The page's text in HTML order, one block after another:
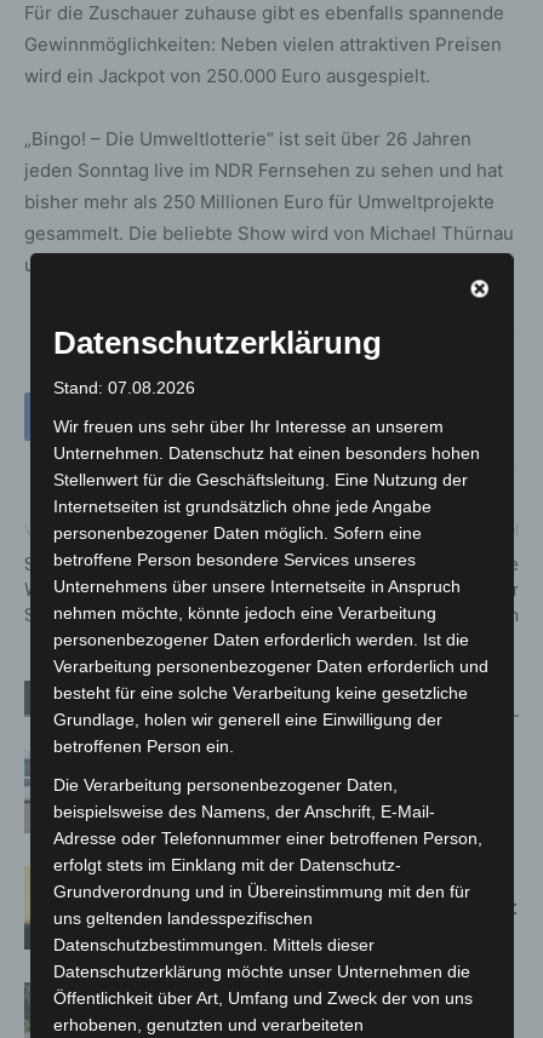
Für die Zuschauer zuhause gibt es ebenfalls spannende
Gewinnmöglichkeiten: Neben vielen attraktiven Preisen
wird ein Jackpot von 250.000 Euro ausgespielt.
„Bingo! – Die Umweltlotterie“ ist seit über 26 Jahren
jeden Sonntag live im NDR Fernsehen zu sehen und hat
bisher mehr als 250 Millionen Euro für Umweltprojekte
gesammelt. Die beliebte Show wird von Michael Thürnau
und Jule Gölsdorf moderiert.
Vorheriger Artikel
Sperrung von Parkbuchten am
Waggumer Hof vom 09. bis 30.
September
Nächster Artikel
90 Jahre im Einsatz für die
Sicherheit: Ortsfeuerwehr
Dedensen feiert Jubiläum
Verwandte Artikel Mehr vom Autor
kehren nach Waldbrandeinsatz aus
Spanien zurück
Hannover: Erste Tigermücken-
Population in Niedersachsen entdeckt
Brand im „Haus der Begegnung“ in
Neuwarmbüchen schnell eingedämmt
Datenschutzerklärung
Stand: 07.08.2026
Wir freuen uns sehr über Ihr Interesse an unserem
Unternehmen. Datenschutz hat einen besonders hohen
Stellenwert für die Geschäftsleitung. Eine Nutzung der
Internetseiten ist grundsätzlich ohne jede Angabe
personenbezogener Daten möglich. Sofern eine
betroffene Person besondere Services unseres
Unternehmens über unsere Internetseite in Anspruch
nehmen möchte, könnte jedoch eine Verarbeitung
personenbezogener Daten erforderlich werden. Ist die
Verarbeitung personenbezogener Daten erforderlich und
besteht für eine solche Verarbeitung keine gesetzliche
Grundlage, holen wir generell eine Einwilligung der
betroffenen Person ein.
Die Verarbeitung personenbezogener Daten,
beispielsweise des Namens, der Anschrift, E-Mail-
Adresse oder Telefonnummer einer betroffenen Person,
erfolgt stets im Einklang mit der Datenschutz-
Grundverordnung und in Übereinstimmung mit den für
uns geltenden landesspezifischen
Datenschutzbestimmungen. Mittels dieser
Datenschutzerklärung möchte unser Unternehmen die
Öffentlichkeit über Art, Umfang und Zweck der von uns
erhobenen, genutzten und verarbeiteten